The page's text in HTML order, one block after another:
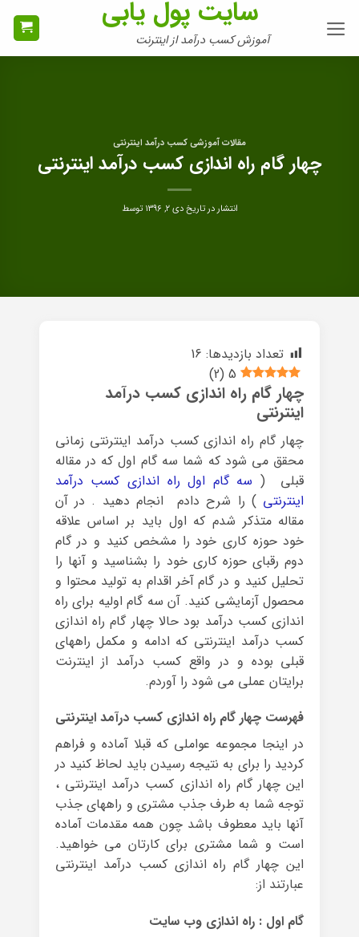
سایت پول یابی
آموزش کسب درآمد از اینترنت
مقالات آموزشی کسب درآمد اینترنتی
چهار گام راه اندازی کسب درآمد اینترنتی
انتشار در تاریخدی ۲, ۱۳۹۶ توسط
تعداد بازدیدها: 16
5
(
2
)
چهار گام راه اندازی کسب درآمد
اینترنتی
چهار گام راه اندازی کسب درآمد اینترنتی زمانی
محقق می شود که شما سه گام اول که در مقاله
قبلی ( سه گام اول راه اندازی کسب درآمد
اینترنتی ) را شرح دادم انجام دهید . در آن
مقاله متذکر شدم که اول باید بر اساس علاقه
خود حوزه کاری خود را مشخص کنید و در گام
دوم رقبای حوزه کاری خود را بشناسید و آنها را
تحلیل کنید و در گام آخر اقدام به تولید محتوا و
محصول آزمایشی کنید. آن سه گام اولیه برای راه
اندازی کسب درآمد بود حالا چهار گام راه اندازی
کسب درآمد اینترنتی که ادامه و مکمل راههای
قبلی بوده و در واقع کسب درآمد از اینترنت
برایتان عملی می شود را آوردم.
فهرست چهار گام راه اندازی کسب درآمد اینترنتی
در اینجا مجموعه عواملی که قبلا آماده و فراهم
کردید را برای به نتیجه رسیدن باید لحاظ کنید در
این چهار گام راه اندازی کسب درآمد اینترنتی ،
توجه شما به طرف جذب مشتری و راههای جذب
آنها باید معطوف باشد چون همه مقدمات آماده
است و شما مشتری برای کارتان می خواهید.
این چهار گام راه اندازی کسب درآمد اینترنتی
عبارتند از:
گام اول : راه اندازی وب سایت